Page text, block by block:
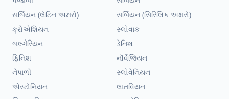
સર્બિયન (લેટિન અક્ષરો)
સર્બિયન (સિરિલિક અક્ષરો)
ક્રોએશિયન
સ્લોવાક
બલ્ગેરિયન
ડેનિશ
ફિનિશ
નૉર્વેજિયન
નેપાળી
સ્લોવેનિયન
એસ્ટોનિયન
લાતવિયન